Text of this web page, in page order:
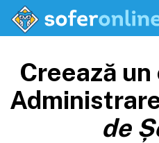
Creează
de